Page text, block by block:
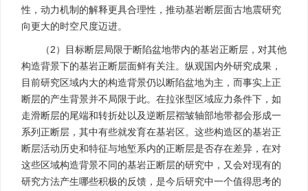
性，动力机制的解释更具合理性，推动基岩断层面古地震研究
向更大的时空尺度迈进。
（2）目标断层局限于断陷盆地带内的基岩正断层，对其他
构造背景下的基岩正断层面鲜有关注。纵观国内外研究成果，
目前研究区域内大的构造背景仍以断陷盆地为主，而事实上正
断层的产生背景并不局限于此。在拉张型区域应力条件下，如
走滑断层的尾端和转折处以及逆断层褶皱轴部地带都会形成一
系列正断层，其中有些就发育在基岩区。这些构造区的基岩正
断层活动历史和特征与地堑系内的正断层是否存在差异，在对
这些区域构造背景不同的基岩正断层的研究中，又会对现有的
研究方法产生哪些积极的反馈，是今后研究中一个值得思考的